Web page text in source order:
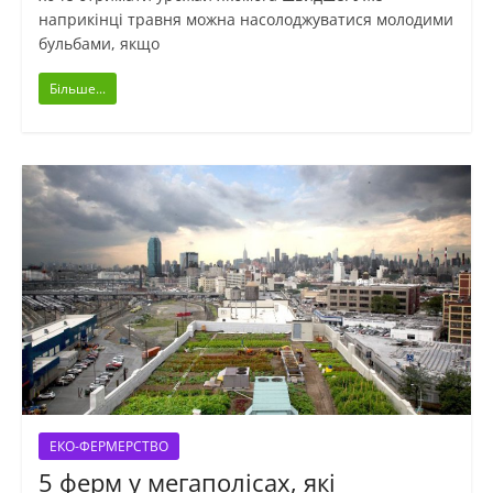
наприкінці травня можна насолоджуватися молодими
бульбами, якщо
Більше...
ЕКО-ФЕРМЕРСТВО
5 ферм у мегаполісах, які